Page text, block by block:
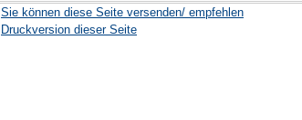
Sie können diese Seite versenden/ empfehlen
Druckversion dieser Seite